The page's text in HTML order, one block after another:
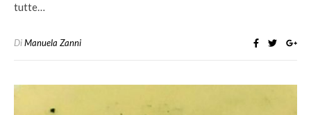
tutte…
DiManuela Zanni